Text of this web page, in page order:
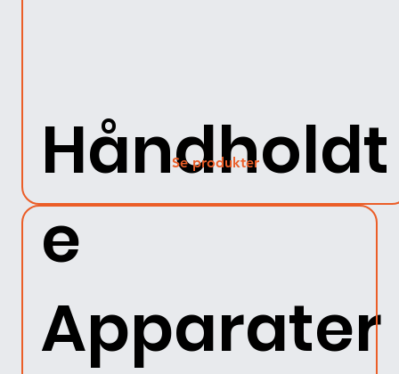
Håndholdt
e
Apparater
Se produkter